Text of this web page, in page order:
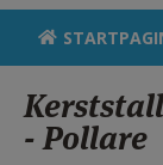
- Pollare